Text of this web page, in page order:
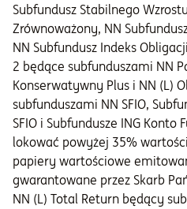
Subfundusz Stabilnego
Zrównoważony, NN
NN Subfundusz Indeks
2 będące subfunduszami NN
Konserwatywny Plus i NN (L)
subfunduszami NN SFIO,
SFIO i Subfundusze ING Konto
lokować powyżej 35%
papiery wartościowe
gwarantowane przez Skarb
NN (L) Total Return będący